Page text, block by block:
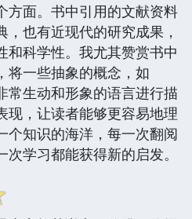
方面。书中引用的文献资料
也有近现代的研究成果，
和科学性。我尤其赞赏书中
将一些抽象的概念，如
常生动和形象的语言进行描
现，让读者能够更容易地理
个知识的海洋，每一次翻阅
学习都能获得新的启发。